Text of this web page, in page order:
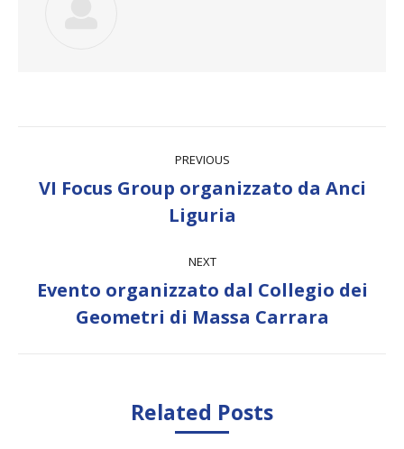
PREVIOUS
Previous
post:
VI Focus Group organizzato da Anci
Liguria
NEXT
Next
post:
Evento organizzato dal Collegio dei
Geometri di Massa Carrara
Related Posts